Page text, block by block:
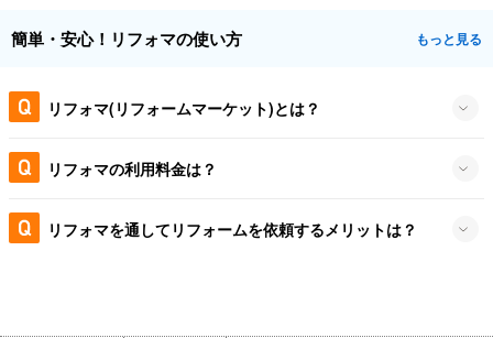
簡単・安心！リフォマの使い方 もっと見る
リフォマ(リフォームマーケット)とは？
リフォマの利用料金は？
リフォマを通してリフォームを依頼するメリットは？